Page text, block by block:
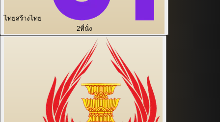
ไทยสร้างไทย
2ที่นั่ง